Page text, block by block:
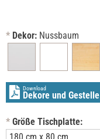
* Dekor: Nussbaum
Download
Dekore und Gestelle
* Größe Tischplatte: